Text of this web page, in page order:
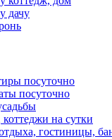
дачу
посуточно
посуточно
на сутки
гостиницы,